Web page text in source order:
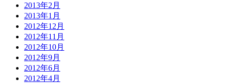
2013年2月
2013年1月
2012年12月
2012年11月
2012年10月
2012年9月
2012年6月
2012年4月